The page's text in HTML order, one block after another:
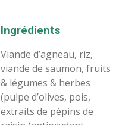
Ingrédients
Viande d’agneau, riz,
viande de saumon, fruits
& légumes & herbes
(pulpe d’olives, pois,
extraits de pépins de